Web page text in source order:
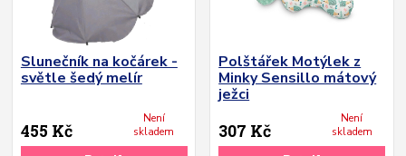
Slunečník na kočárek -
světle šedý melír
455 Kč
Není
skladem
Polštářek Motýlek z
Minky Sensillo mátový
ježci
307 Kč
Není
skladem